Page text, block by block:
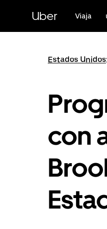
contenido
principal
Uber Viaja
Estados Unidos
con